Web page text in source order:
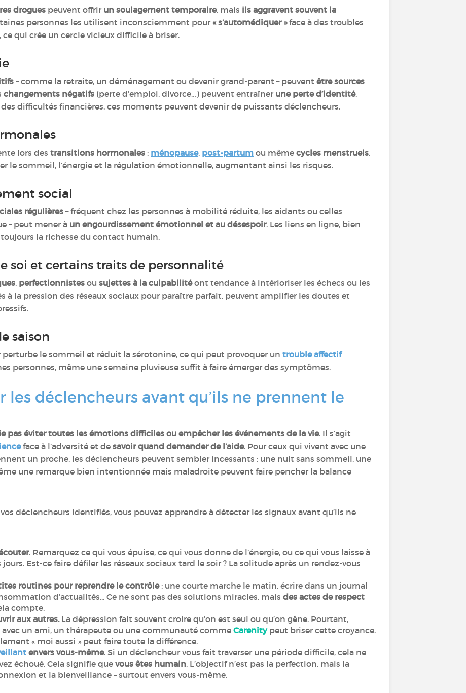
drogues peuvent offrir un soulagement temporaire, mais ils aggravent souvent la
personnes les utilisent inconsciemment pour « s’automédiquer »face à des troubles
qui crée un cercle vicieux difficile à briser.
– comme la retraite, un déménagement ou devenir grand-parent – peuvent être sources
changements négatifs (perte d’emploi, divorce…) peuvent entraîner une perte d’identité.
difficultés financières, ces moments peuvent devenir de puissants déclencheurs.
lors des transitions hormonales : ménopause, post-partum ou même cycles menstruels.
le sommeil, l’énergie et la régulation émotionnelle, augmentant ainsi les risques.
social
régulières – fréquent chez les personnes à mobilité réduite, les aidants ou celles
– peut mener à un engourdissement émotionnel et au désespoir. Les liens en ligne, bien
la richesse du contact humain.
soi et certains traits de personnalité
, perfectionnistes ou sujettes à la culpabilitéont tendance à intérioriser les échecs ou les
à la pression des réseaux sociaux pour paraître parfait, peuvent amplifier les doutes et
saison
perturbe le sommeil et réduit la sérotonine, ce qui peut provoquer un trouble affectif
personnes, même une semaine pluvieuse suffit à faire émerger des symptômes.
les déclencheurs avant qu’ils ne prennent le
pas éviter toutes les émotions difficiles ou empêcher les événements de la vie. Il s’agit
face à l’adversité et de savoir quand demander de l’aide. Pour ceux qui vivent avec une
un proche, les déclencheurs peuvent sembler incessants : une nuit sans sommeil, une
une remarque bien intentionnée mais maladroite peuvent faire pencher la balance
déclencheurs identifiés, vous pouvez apprendre à détecter les signaux avant qu’ils ne
. Remarquez ce qui vous épuise, ce qui vous donne de l’énergie, ou ce qui vous laisse à
Est-ce faire défiler les réseaux sociaux tard le soir ? La solitude après un rendez-vous
routines pour reprendre le contrôle: une courte marche le matin, écrire dans un journal
d’actualités... Ce ne sont pas des solutions miracles, mais des actes de respect
compte.
aux autres.La dépression fait souvent croire qu’on est seul ou qu’on gêne. Pourtant,
un ami, un thérapeute ou une communauté comme Carenitypeut briser cette croyance.
« moi aussi » peut faire toute la différence.
envers vous-même. Si un déclencheur vous fait traverser une période difficile, cela ne
échoué. Cela signifie que vous êtes humain. L’objectif n’est pas la perfection, mais la
et la bienveillance – surtout envers vous-même.